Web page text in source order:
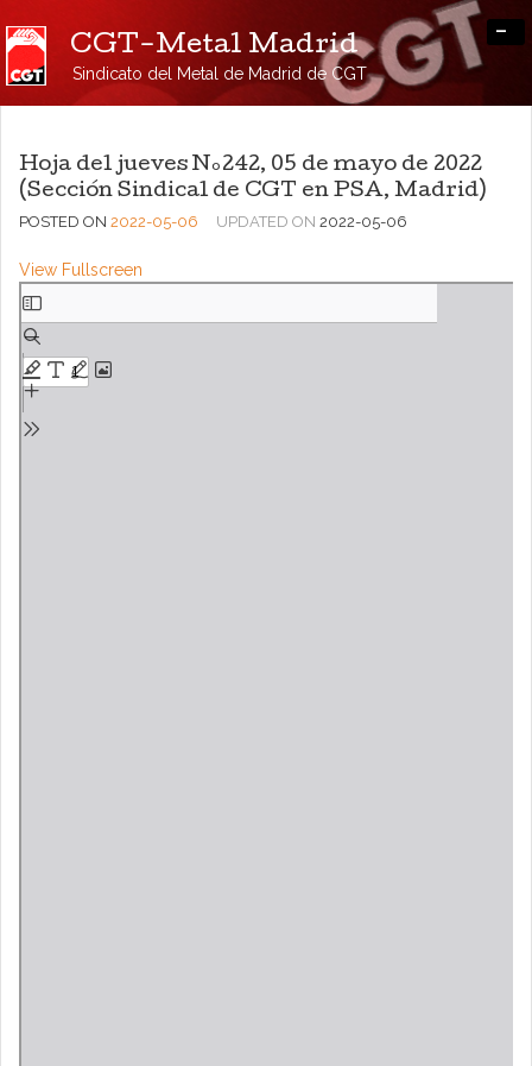
CGT-Metal Madrid
Sindicato del Metal de Madrid de CGT
-
Hoja del jueves Nº242, 05 de mayo de 2022
(Sección Sindical de CGT en PSA, Madrid)
POSTED ON 2022-05-06 UPDATED ON 2022-05-06
View Fullscreen
Saltar
al
contenido
del
PDF